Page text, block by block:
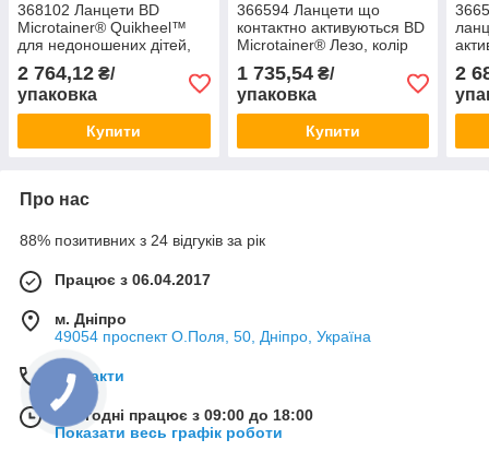
368102 Ланцети BD
Microtainer® Quikheel™
для недоношених дітей,
розмір леза 1.75мм
2 764,12 ₴/
упаковка
Купити
366594 Ланцети що
контактно активуються BD
Microtainer® Лезо, колір
1 735,54₴/
упаковка
Купити
2
Про нас
88% позитивних з 24 відгуків за рік
Працює з 06.04.2017
м. Дніпро
49054 проспект О.Поля, 50, Дніпро, Україна
Контакти
Сьогодні працює з 09:00 до 18:00
Показати весь графік роботи